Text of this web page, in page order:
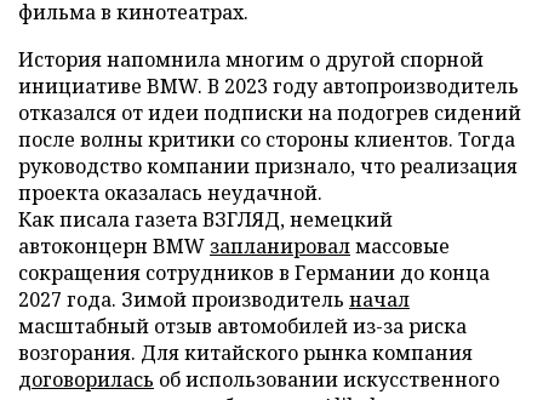
фильма в кинотеатрах.
История напомнила многим о другой спорной
инициативе BMW. В 2023 году автопроизводитель
отказался от идеи подписки на подогрев сидений
после волны критики со стороны клиентов. Тогда
руководство компании признало, что реализация
проекта оказалась неудачной.
Как писала газета ВЗГЛЯД, немецкий
автоконцерн BMW запланировалмассовые
сокращения сотрудников в Германии до конца
2027 года. Зимой производитель начал
масштабный отзыв автомобилей из-за риска
возгорания. Для китайского рынка компания
договорилась об использовании искусственного